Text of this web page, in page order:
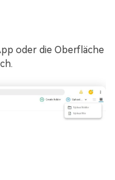
oder die Oberfläche